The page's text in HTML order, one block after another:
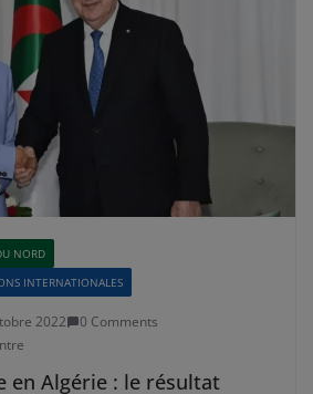
NORD
INTERNATIONALES
2022
0 Comments
en Algérie : le résultat